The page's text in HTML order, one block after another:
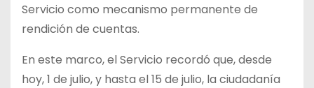
Servicio como mecanismo permanente de
rendición de cuentas.
En este marco, el Servicio recordó que, desde
hoy, 1 de julio, y hasta el 15 de julio, la ciudadanía